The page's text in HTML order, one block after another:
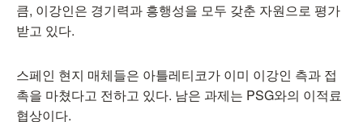
큼, 이강인은 경기력과 흥행성을 모두 갖춘 자원으로 평가
받고 있다.
스페인 현지 매체들은 아틀레티코가 이미 이강인 측과 접
촉을 마쳤다고 전하고 있다. 남은 과제는 PSG와의 이적료
협상이다.